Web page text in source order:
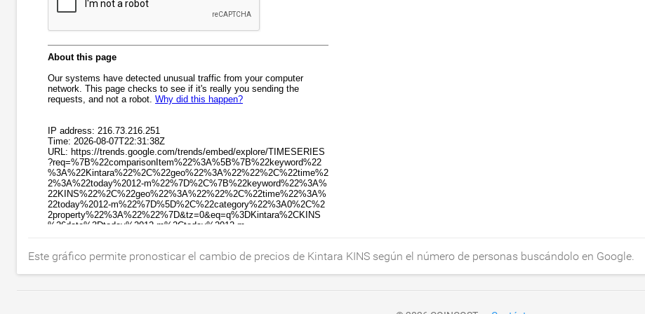
Este gráfico permite pronosticar el cambio de precios de Kintara KINS según el número de personas buscándolo en Google.